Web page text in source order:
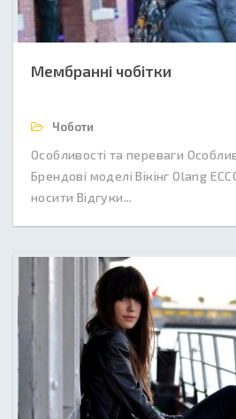
Мембранні чобітки
Чоботи
Особливості та переваги
Брендові моделі Вікінг Olang
носити Відгуки...